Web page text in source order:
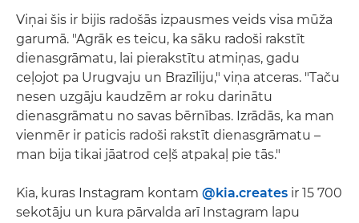
Viņai šis ir bijis radošās izpausmes veids visa mūža
garumā. "Agrāk es teicu, ka sāku radoši rakstīt
dienasgrāmatu, lai pierakstītu atmiņas, gadu
ceļojot pa Urugvaju un Brazīliju," viņa atceras. "Taču
nesen uzgāju kaudzēm ar roku darinātu
dienasgrāmatu no savas bērnības. Izrādās, ka man
vienmēr ir paticis radoši rakstīt dienasgrāmatu –
man bija tikai jāatrod ceļš atpakaļ pie tās."
Kia, kuras Instagram kontam @kia.creates ir 15 700
sekotāju un kura pārvalda arī Instagram lapu